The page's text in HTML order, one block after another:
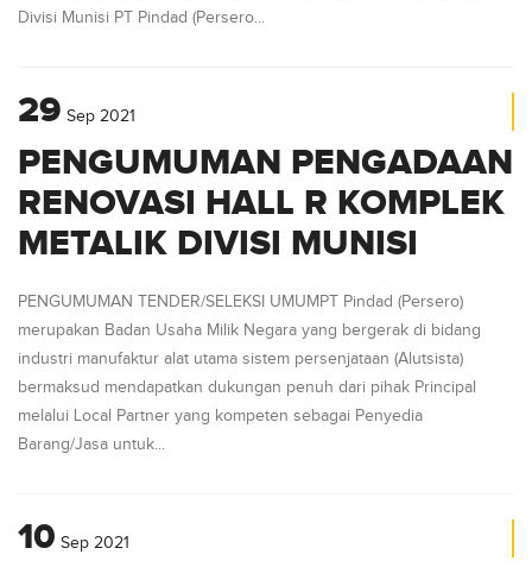
Divisi Munisi PT Pindad (Persero...
29 Sep 2021
PENGUMUMAN PENGADAAN
RENOVASI HALL R KOMPLEK
METALIK DIVISI MUNISI
PENGUMUMAN TENDER/SELEKSI UMUMPT Pindad (Persero)
merupakan Badan Usaha Milik Negara yang bergerak di bidang
industri manufaktur alat utama sistem persenjataan (Alutsista)
bermaksud mendapatkan dukungan penuh dari pihak Principal
melalui Local Partner yang kompeten sebagai Penyedia
Barang/Jasa untuk...
10 Sep 2021